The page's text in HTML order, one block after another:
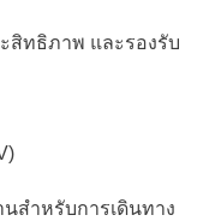
สิทธิภาพ และรองรับ
สำหรับการเดินทาง